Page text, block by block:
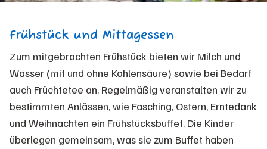
Frühstück und Mittagessen
Zum mitgebrachten Frühstück bieten wir Milch und
Wasser (mit und ohne Kohlensäure) sowie bei Bedarf
auch Früchtetee an. Regelmäßig veranstalten wir zu
bestimmten Anlässen, wie Fasching, Ostern, Erntedank
und Weihnachten ein Frühstücksbuffet. Die Kinder
überlegen gemeinsam, was sie zum Buffet haben